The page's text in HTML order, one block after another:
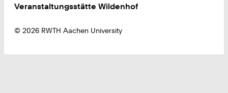
Veranstaltungsstätte Wildenhof
© 2026 RWTH Aachen University